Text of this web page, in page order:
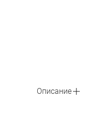
Описание